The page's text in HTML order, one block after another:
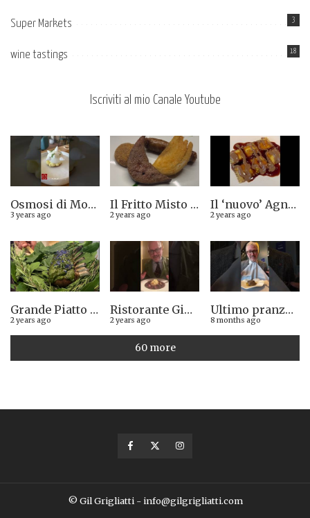
Super Markets 3
wine tastings 18
Iscriviti al mio Canale Youtube
Osmosi di Montepulciano nuova stella Michelin. Avevamo visto lungo il 14.08.2023
3 years ago
Il Fritto Misto del Centro di Priocca
2 years ago
Il ‘nuovo’ Agnolotto di Torino del Mago Rabin
2 years ago
Grande Piatto al rist. Quintilio di Altare SV: Carrè di agnello in crosta di erbe aromatiche liguri
2 years ago
Ristorante Giglio di Lucca. Stella Michelin sì o no?
2 years ago
Ultimo pranzo torinese al ristorante Casa Vicina. 13/12/2025
8 months ago
60 more
© Gil Grigliatti - info@gilgrigliatti.com